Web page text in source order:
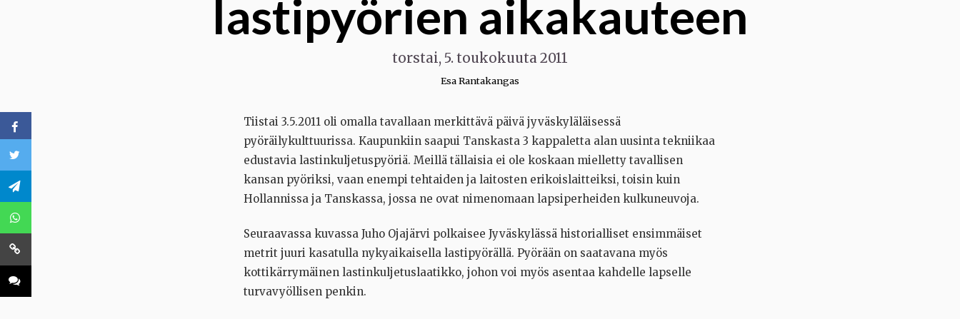
lastipyörien aikakauteen
torstai, 5. toukokuuta 2011
Esa Rantakangas
Tiistai 3.5.2011 oli omalla tavallaan merkittävä päivä jyväskyläläisessä
pyöräilykulttuurissa. Kaupunkiin saapui Tanskasta 3 kappaletta alan uusinta tekniikaa
edustavia lastinkuljetuspyöriä. Meillä tällaisia ei ole koskaan mielletty tavallisen
kansan pyöriksi, vaan enempi tehtaiden ja laitosten erikoislaitteiksi, toisin kuin
Hollannissa ja Tanskassa, jossa ne ovat nimenomaan lapsiperheiden kulkuneuvoja.
Seuraavassa kuvassa Juho Ojajärvi polkaisee Jyväskylässä historialliset ensimmäiset
metrit juuri kasatulla nykyaikaisella lastipyörällä. Pyörään on saatavana myös
kottikärrymäinen lastinkuljetuslaatikko, johon voi myös asentaa kahdelle lapselle
turvavyöllisen penkin.